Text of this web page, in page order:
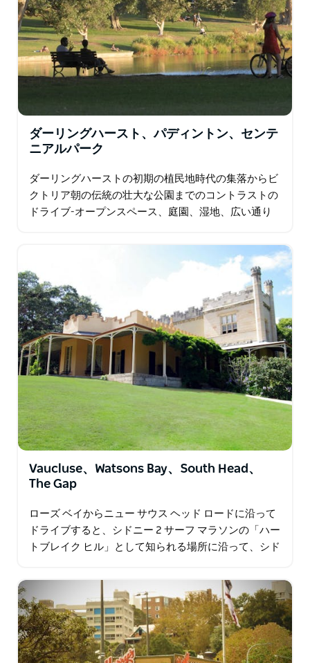
ダーリングハースト、パディントン、センテ
ニアルパーク
ダーリングハーストの初期の植民地時代の集落からビ
クトリア朝の伝統の壮大な公園までのコントラストの
ドライブ-オープンスペース、庭園、湿地、広い通り
スポーツオブキングス、ラグビーリーグ…
Vaucluse、Watsons Bay、South Head、
The Gap
ローズ ベイからニュー サウス ヘッド ロードに沿って
ドライブすると、シドニー 2 サーフ マラソンの「ハー
トブレイク ヒル」として知られる場所に沿って、シド
外に向かいます。サウスヘッドとザ…